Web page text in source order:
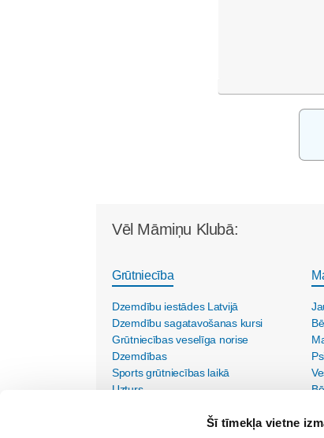
Šī tīmekļa vietne
Vēl Māmiņu Klubā:
Grūtniecība
Dzemdību iestādes Latvijā
Dzemdību sagatavošanas kursi
Grūtniecības veselīga norise
Dzemdības
Sports grūtniecības laikā
Uzturs